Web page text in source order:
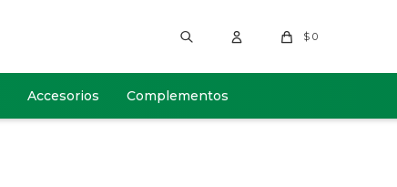
Accesorios Complementos
$ 0